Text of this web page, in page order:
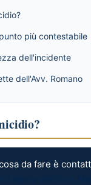
più contestabile
dell'incidente
dell'Avv. Romano
da fare è